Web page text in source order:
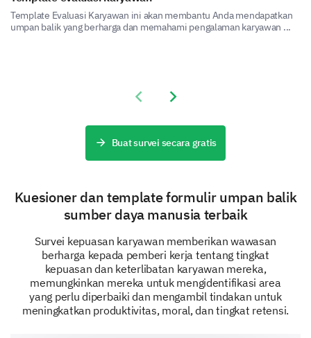
Saya telah menerima pelatihan yang diperlukan
Saya memiliki peluang yang cukup untuk
Kepuasan Kerja dan Keterlibatan
Kami tertarik dengan kepuasan kerja Anda secara
keseluruhan dan seberapa terlibat Anda merasa di
tempat kerja.
Sejauh mana pekerjaan Anda saat ini sejalan
dengan tujuan karir Anda secara keseluruhan?
Template Evaluasi Karyawan ini akan membantu Anda mendapatkan
umpan balik yang berharga dan memahami pengalaman karyawan ...
Previous slide
Next slide
Buat survei secara gratis
Kuesioner dan template formulir umpan balik
sumber daya manusia terbaik
Survei kepuasan karyawan memberikan wawasan
berharga kepada pemberi kerja tentang tingkat
kepuasan dan keterlibatan karyawan mereka,
memungkinkan mereka untuk mengidentifikasi area
yang perlu diperbaiki dan mengambil tindakan untuk
meningkatkan produktivitas, moral, dan tingkat retensi.